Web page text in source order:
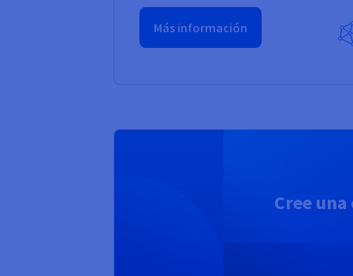
Más información
Cree